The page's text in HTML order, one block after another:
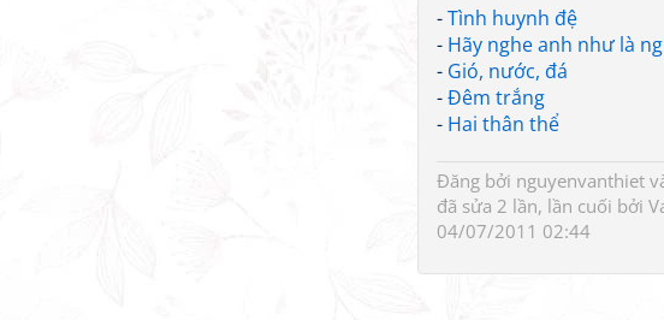
-Tình huynh đệ
- Hãy nghe anh như là
- Gió, nước, đá
-Đêm trắng
- Hai thân thể
Đăng bởi nguyenvanthiet
đã sửa 2 lần, lần cuối bởi
04/07/2011 02:44